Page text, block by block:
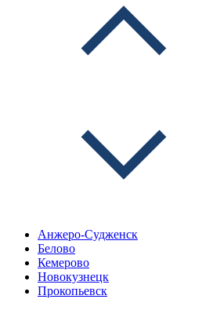
Анжеро-Судженск
Белово
Кемерово
Новокузнецк
Прокопьевск